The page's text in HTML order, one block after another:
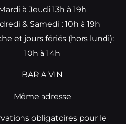
à Jeudi 13h à 19h
& Samedi : 10h à 19h
et jours fériés (hors lundi):
10h à 14h
BAR A VIN
Même adresse
obligatoires pour le